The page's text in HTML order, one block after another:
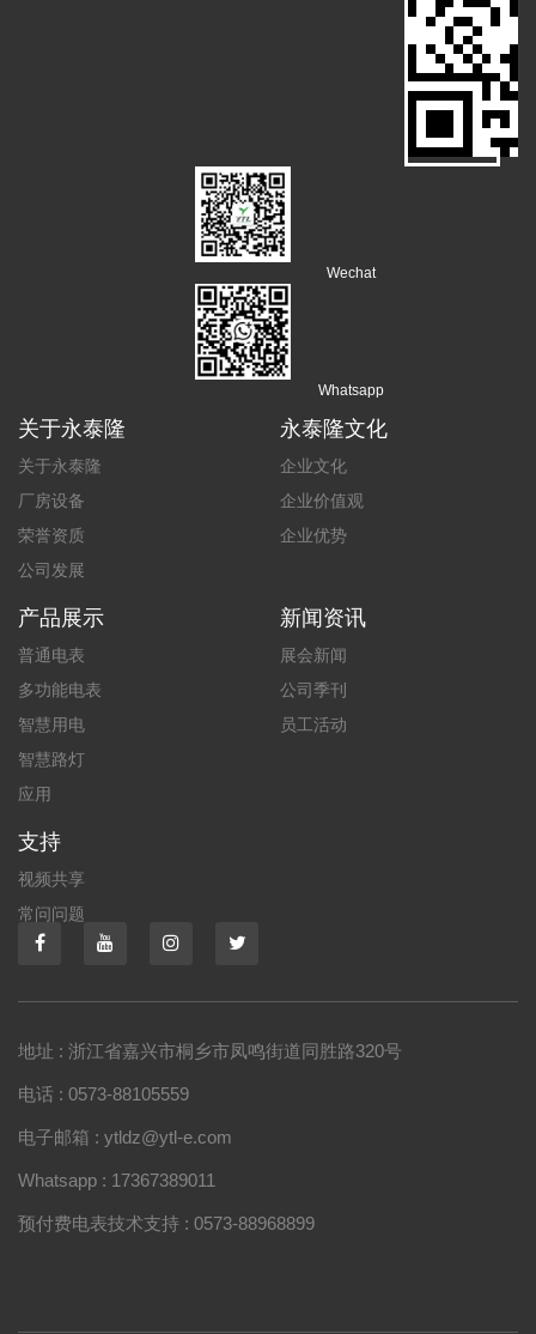
Wechat
Whatsapp
关于永泰隆
关于永泰隆
厂房设备
荣誉资质
公司发展
永泰隆文化
企业文化
企业价值观
企业优势
产品展示
普通电表
多功能电表
智慧用电
智慧路灯
应用
新闻资讯
展会新闻
公司季刊
员工活动
支持
视频共享
常问问题
地址 : 浙江省嘉兴市桐乡市凤鸣街道同胜路320号
电话 : 0573-88105559
电子邮箱 : ytldz@ytl-e.com
Whatsapp : 17367389011
预付费电表技术支持 : 0573-88968899